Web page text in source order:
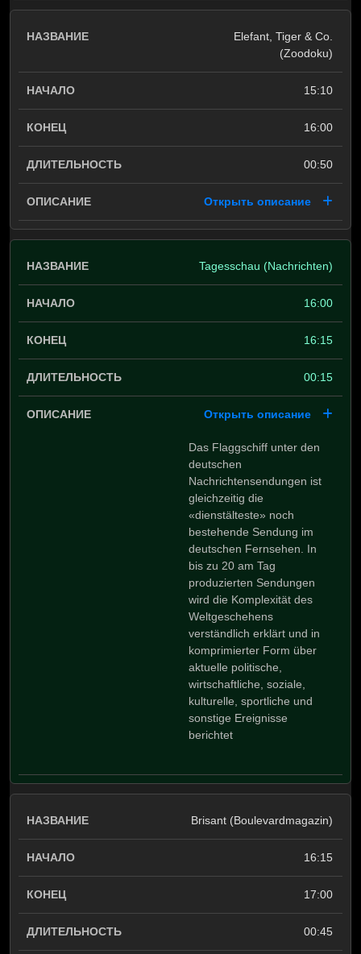
Elefant, Tiger & Co.
(Zoodoku)
15:10
16:00
00:50
Открыть описание
Tagesschau (Nachrichten)
16:00
16:15
00:15
Открыть описание
Das Flaggschiff unter den
deutschen
Nachrichtensendungen ist
gleichzeitig die
«dienstälteste» noch
bestehende Sendung im
deutschen Fernsehen. In
bis zu 20 am Tag
produzierten Sendungen
wird die Komplexität des
Weltgeschehens
verständlich erklärt und in
komprimierter Form über
aktuelle politische,
wirtschaftliche, soziale,
kulturelle, sportliche und
sonstige Ereignisse
berichtet
Brisant (Boulevardmagazin)
16:15
17:00
00:45